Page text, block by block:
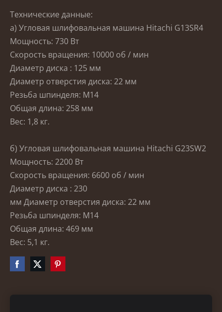
Технические данные:
a) Угловая шлифовальная машина Hitachi G13SR4
Мощность: 730 Вт
Скорость вращения: 10000 об / мин
Диаметр диска : 125 мм
Диаметр отверстия диска: 22 мм
Резьба шпинделя: M14
Общая длина: 258 мм
Вес: 1,8 кг.
б) Угловая шлифовальная машина Hitachi G23SW2
Мощность: 2200 Вт
Скорость вращения: 6600 об / мин
Диаметр диска : 230
мм Диаметр отверстия диска: 22 мм
Резьба шпинделя: M14
Общая длина: 469 мм
Вес: 5,1 кг.